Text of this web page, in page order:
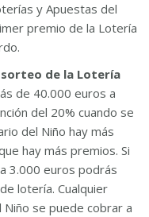
y Apuestas del
premio de la Lotería
sorteo de la Lotería
de 40.000 euros a
del 20% cuando se
del Niño hay más
hay más premios. Si
3.000 euros podrás
lotería. Cualquier
se puede cobrar a